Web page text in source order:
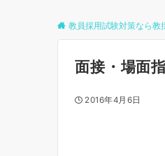
教員採用試験対策なら教
面接・場面
2016年4月6日